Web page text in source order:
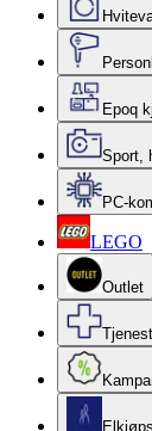
Epoq
Sport,
PC-
LEGO
Outlet